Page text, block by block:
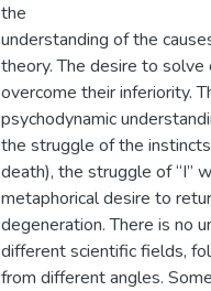
the
understanding of the
theory. The desire to
overcome their inferiority.
psychodynamic
the struggle of the
death), the struggle of “I”
metaphorical desire to
degeneration. There is no
different scientific fields,
from different angles.